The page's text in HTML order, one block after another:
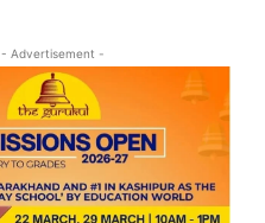
- Advertisement -